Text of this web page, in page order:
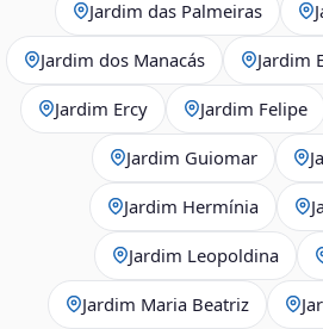
Jardim das Palmeiras
Jardim dos Manacás Jardim
Jardim Ercy Jardim Felipe
Jardim Guiomar
Jardim Hermínia
Jardim Leopoldina
Jardim Maria Beatriz